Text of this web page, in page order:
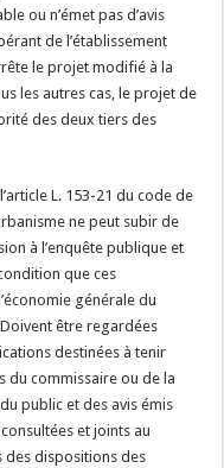
ou n’émet pas d’avis
de l’établissement
le projet modifié à la
les autres cas, le projet de
des deux tiers des
L. 153-21 du code de
ne peut subir de
à l’enquête publique et
que ces
générale du
être regardées
destinées à tenir
du commissaire ou de la
public et des avis émis
et joints au
des dispositions des